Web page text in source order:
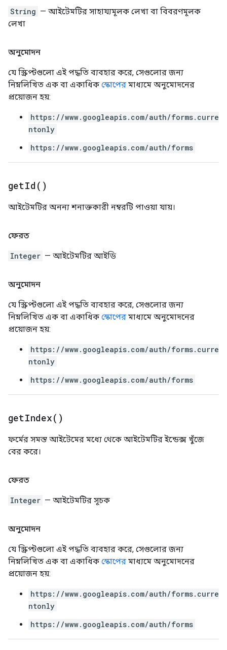
String — আইটেমটির সাহায্যমূলক লেখা বা বিবরণমূলক
লেখা
অনুমোদন
যে স্ক্রিপ্টগুলো এই পদ্ধতি ব্যবহার করে, সেগুলোর জন্য
নিম্নলিখিত এক বা একাধিক স্কোপের মাধ্যমে অনুমোদনের
প্রয়োজন হয়:
https://www.googleapis.com/auth/forms.curre
ntonly
https://www.googleapis.com/auth/forms
getId( )
আইটেমটির অনন্য শনাক্তকারী নম্বরটি পাওয়া যায়।
ফেরত
Integer — আইটেমটির আইডি
অনুমোদন
যে স্ক্রিপ্টগুলো এই পদ্ধতি ব্যবহার করে, সেগুলোর জন্য
নিম্নলিখিত এক বা একাধিক স্কোপের মাধ্যমে অনুমোদনের
প্রয়োজন হয়:
https://www.googleapis.com/auth/forms.curre
ntonly
https://www.googleapis.com/auth/forms
getIndex( )
ফর্মের সমস্ত আইটেমের মধ্যে থেকে আইটেমটির ইন্ডেক্স খুঁজে
বের করে।
ফেরত
Integer — আইটেমটির সূচক
অনুমোদন
যে স্ক্রিপ্টগুলো এই পদ্ধতি ব্যবহার করে, সেগুলোর জন্য
নিম্নলিখিত এক বা একাধিক স্কোপের মাধ্যমে অনুমোদনের
প্রয়োজন হয়:
https://www.googleapis.com/auth/forms.curre
ntonly
https://www.googleapis.com/auth/forms